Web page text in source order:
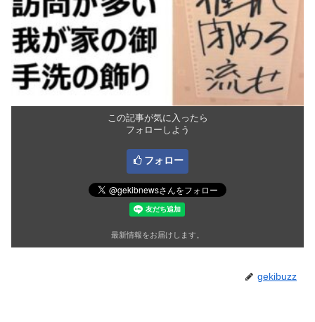
この記事が気に入ったら
フォローしよう
フォロー
最新情報をお届けします。
gekibuzz